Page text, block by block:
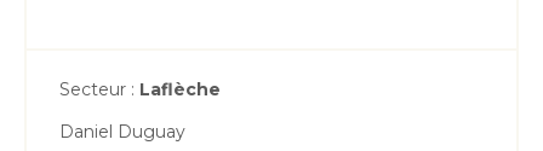
Secteur : Laflèche
Daniel Duguay